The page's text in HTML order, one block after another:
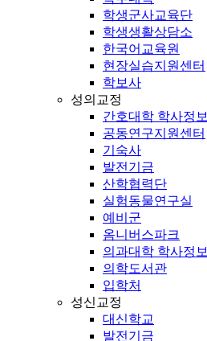
학생군사교육단
학생생활상담소
한국어교육원
현장실습지원센터
학보사
성의교정
간호대학 학사정보
공동연구지원센터
기숙사
발전기금
산학협력단
실험동물연구실
예비군
옴니버스파크
의과대학 학사정보
의학도서관
입학처
성신교정
대신학교
발전기금